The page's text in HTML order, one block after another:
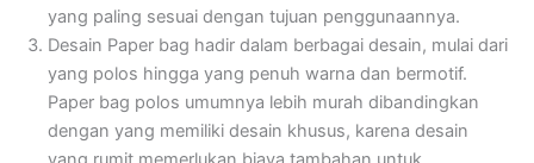
yang paling sesuai dengan tujuan penggunaannya.
Desain Paper bag hadir dalam berbagai desain, mulai dari
yang polos hingga yang penuh warna dan bermotif.
Paper bag polos umumnya lebih murah dibandingkan
dengan yang memiliki desain khusus, karena desain